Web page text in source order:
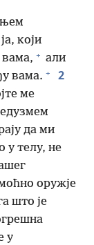
ја, који
+ али
вама. + 2
ме
да ми
у телу, не
оружје
што је
у